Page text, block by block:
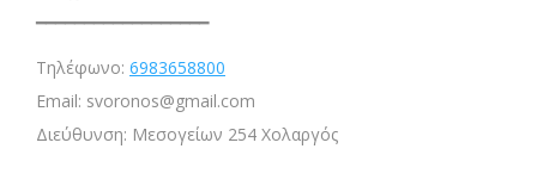
━━━━━━━━━━━━━━━━━━
Τηλέφωνο: 6983658800
Email: svoronos@gmail.com
Διεύθυνση: Μεσογείων 254 Χολαργός